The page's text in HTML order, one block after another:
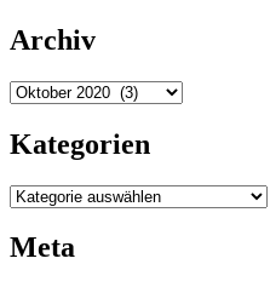
Archiv
Archiv
Kategorien
Kategorien
Meta